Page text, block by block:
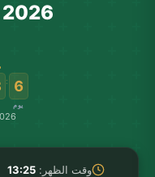
6
يوم
:
وقت الظهر:13:25